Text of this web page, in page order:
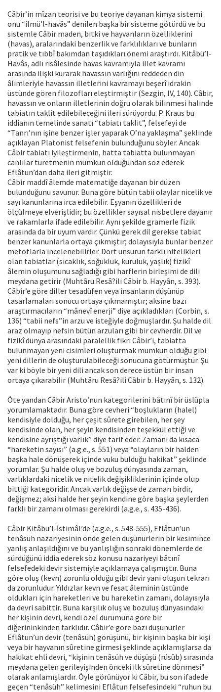
Câbir’in mîzan teorisi ve bu teoriye dayanan kimya sistemi
onu “ilmü’l-havâs” denilen başka bir sisteme götürdü ve bu
sistemle Câbir maden, bitki ve hayvanların özelliklerini
(havas), aralarındaki benzerlik ve farklılıkları ve bunların
pratik ve tıbbî bakımdan taşıdıkları önemi araştırdı. Kitâbü’l-
Havâs, adlı risâlesinde havas kavramıyla illet kavramı
arasında ilişki kurarak havassın varlığını reddeden din
âlimleriyle havassın illetlerini kavramayı beşerî idrakin
üstünde gören filozofları eleştirmiştir (Sezgin, IV, 140). Câbir,
havassın ve onların illetlerinin doğru olarak bilinmesi halinde
tabiatın taklit edilebileceğini ileri sürüyordu. P. Kraus bu
iddianın temelinde sanatı “tabiatı taklit”, felsefeyi de
“Tanrı’nın işine benzer işler yaparak O’na yaklaşma” şeklinde
açıklayan Platonist felsefenin bulunduğunu söyler. Ancak
Câbir tabiatı iyileştirmenin, hatta tabiatta bulunmayan
canlılar türetmenin mümkün olduğundan söz ederek
Eflâtun’dan daha ileri gitmiştir.
Câbir maddî âlemde matematiğe dayanan bir düzen
bulunduğunu savunur. Buna göre bütün tabii olaylar nicelik ve
sayı kanunlarına irca edilebilir. Eşyanın özellikleri de
ölçülmeye elverişlidir; bu özellikler sayısal nisbetlere dayanır
ve rakamlarla ifade edilebilir. Aynı şekilde gramerle fizik
arasında da bir uyum vardır. Çünkü gerek dil gerekse tabiat
benzer kanunlarla ortaya çıkmıştır; dolayısıyla bunlar benzer
metotlarla incelenebilirler. Dört unsurun farklı nitelikleri
olan tabiatlar (sıcaklık, soğukluk, kuruluk, yaşlık) fizikî
âlemin oluşumunu sağladığı gibi harflerin birleşimi de dili
meydana getirir (Muhtâru Resâ?ili Câbir b. Hayyân, s. 393).
Câbir’e göre diller tesadüfen veya insanların düşünüp
tasarlamaları sonucu ortaya çıkmamıştır; aksine bazı
araştırmacıların “mânevî enerji” diye açıkladıkları (Corbin, s.
136) “tabii nefs”in arzu ve isteğiyle doğmuşlardır. Şu halde dil
araz olmayıp nefsin bütün arzuları gibi bir cevherdir. Dil ve
fizikî dünya arasındaki paralellik fikri Câbir’i, tabiatta
bulunmayan yeni cisimleri oluşturmak mümkün olduğu gibi
yeni dillerin de oluşturulabileceği sonucuna götürmüştür. Şu
var ki böyle bir yeni dili ancak son derece üstün bir insan
ortaya çıkarabilir (Muhtâru Resâ?ili Câbir b. Hayyân, s. 132).
Öte yandan Câbir Aristo’nun kategorilerini bâtınî bir üslûpla
yorumlamaktadır. Buna göre cevheri “boşlukların (halel)
kendisiyle dolduğu, her çeşit sûrete girebilen, her şey
kendisinde olan, her şeyin kendisinden teşekkül ettiği ve
kendisine ayrıştığı varlık” diye tarif eder. Zamanı da kısaca
“hareketin sayısı” (a.g.e., s. 551) veya “olayların bir halden
başka hale dönüşerek içinde vuku bulduğu hakikat” şeklinde
yorumlar. Şu halde oluş ve bozuluş dünyasında zaman,
varlıklardaki nicelik ve nitelik değişikliklerinin içinde olup
bittiği kategoridir. Ancak varlık değişse de zaman birdir,
değişmez; aksi halde her şeyin kendine göre başka şeylerden
farklı bir zamanı olması gerekirdi (a.g.e., s. 435-436).
Câbir Kitâbü’l-İstimâl’de (a.g.e., s. 548-555), Eflâtun’un
tenâsüh nazariyesinin önde gelen düşünürlerin bir kesimince
yanlış anlaşıldığını ve bu yanlışlığın sonraki dönemlerde de
sürdüğünü iddia ederek söz konusu nazariyeyi bâtınî
felsefedeki devir sistemiyle açıklamaya çalışmıştır. Buna
göre oluş (kevn) zorunlu olduğu gibi devir yani oluşun tekrarı
da zorunludur. Yıldızlar kevn ve fesat âleminin üstünde
oldukları için hareketleri ve bu hareketin zamanı, dolayısıyla
da devri sabittir. Buna karşılık oluş ve bozuluş dünyasındaki
her kişinin devri, kendi özel durumuna göre bir
diğerininkinden farklıdır. Câbir’e göre bazı düşünürler
Eflâtun’un devir (tenâsüh) görüşünü, bir kişinin başka bir kişi
veya bir hayvanın sûretine girmesi şeklinde açıklamışlarsa da
hakikat ehli devri, “kişinin tenâsüh ve düşüşü (rüsûb) sırasında
meydana gelen gerileyişinden önceki ilk sûretine dönmesi”
olarak anlamışlardır. Öyle görünüyor ki Câbir, bu son ifadede
geçen “tenâsüh” kelimesini Eflâtun felsefesindeki “ruhun bu